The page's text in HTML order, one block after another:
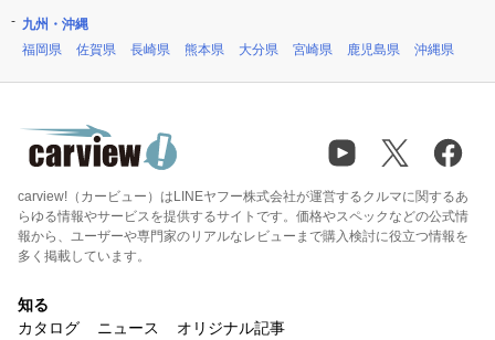
九州・沖縄
福岡県
佐賀県 長崎県 熊本県 大分県 宮崎県 鹿児島県 沖縄県
carview!（カービュー）はLINEヤフー株式会社が運営するクルマに関するあ
らゆる情報やサービスを提供するサイトです。価格やスペックなどの公式情
報から、ユーザーや専門家のリアルなレビューまで購入検討に役立つ情報を
多く掲載しています。
知る
カタログ
ニュース オリジナル記事